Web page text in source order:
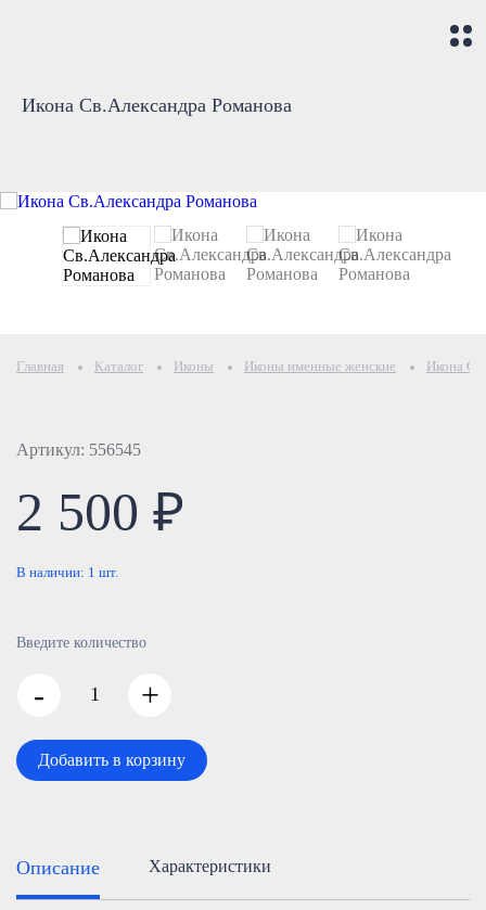
Икона Св.Александра Романова
Главная Каталог Иконы Иконы именные женские Икона
Артикул: 556545
2 500 ₽
В наличии: 1 шт.
Введите количество
- +
Добавить в корзину
Описание Характеристики